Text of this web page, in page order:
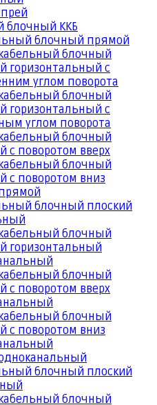
блочный ККБ
блочный прямой
блочный
горизонтальный с
углом поворота
блочный
горизонтальный с
углом поворота
блочный
с поворотом вверх
блочный
с поворотом вниз
блочный плоский
блочный
горизонтальный
блочный
с поворотом вверх
блочный
с поворотом вниз
блочный плоский
блочный